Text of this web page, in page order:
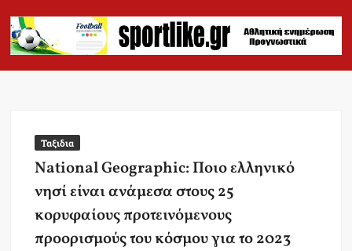
Ταξιδια
National Geographic: Ποιο ελληνικό
νησί είναι ανάμεσα στους 25
κορυφαίους προτεινόμενους
προορισμούς του κόσμου για το 2023